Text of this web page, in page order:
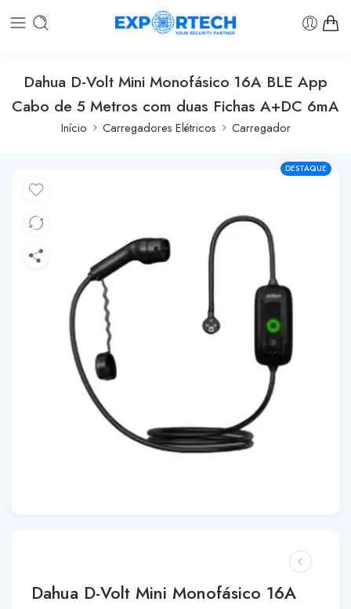
Dahua D-Volt Mini Monofásico 16A BLE App
Cabo de 5 Metros com duas Fichas A+DC 6mA
Início Carregadores Elétricos Carregador
DESTAQUE
Dahua D-Volt Mini Monofásico 16A